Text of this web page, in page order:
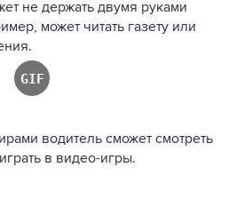
не держать двумя руками
может читать газету или
водитель сможет смотреть
в видео-игры.